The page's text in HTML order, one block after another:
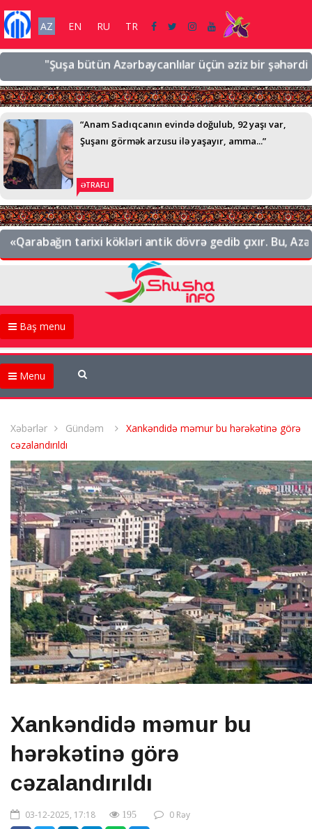
AZ EN RU TR
"Şuşa bütün Azərbaycanlılar üçün əziz bir
“Anam Sadıqcanın evində doğulub, 92 yaşı var,
Şuşanı görmək arzusu ilə yaşayır, amma...”
ƏTRAFLI
tarixi kökləri antik dövrə gedib çıxır. Bu,
Baş menu
Menu
Xəbərlər Gündəm
Xankəndidə məmur bu hərəkətinə görə
cəzalandırıldı
Xankəndidə məmur bu
hərəkətinə görə
cəzalandırıldı
03-12-2025, 17:18 195 0 Rəy